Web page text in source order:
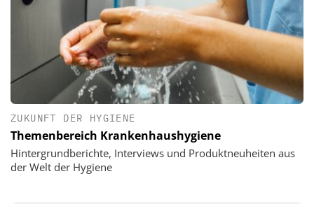
ZUKUNFT DER HYGIENE
Themenbereich Krankenhaushygiene
Hintergrundberichte, Interviews und Produktneuheiten aus
der Welt der Hygiene